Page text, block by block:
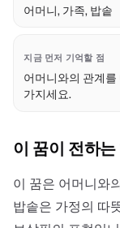
어머니, 가족, 밥솥
지금 먼저 기억할 점
어머니와의 관계
가지세요.
이 꿈이 전하
이 꿈은 어머니와
밥솥은 가정의 따